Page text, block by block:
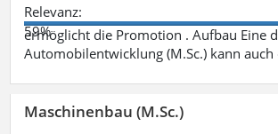
Relevanz:
59%
ermöglicht die Promotion . Aufbau Eine
Automobilentwicklung (M.Sc.) kann
Maschinenbau (M.Sc.)